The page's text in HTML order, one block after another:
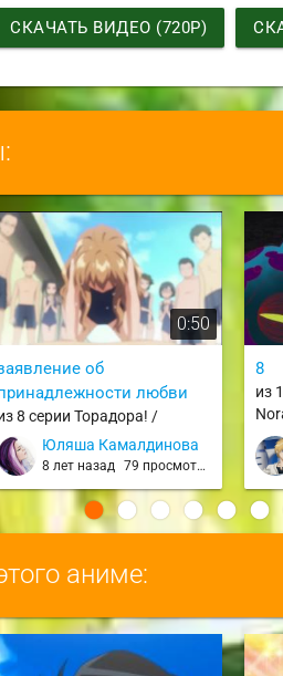
СКАЧАТЬ ВИДЕО (720P)
0:50
об
любви
8 серии Торадора! /
toradoraЮляша Камалдинова
8 лет назад 79 просмотров
8
из
аниме: